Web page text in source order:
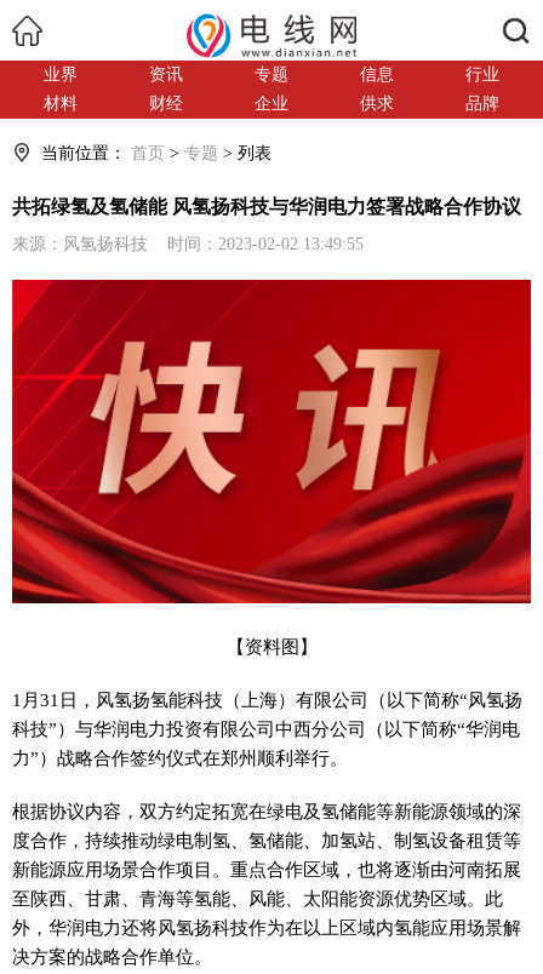
业界 资讯 专题 信息
行业
材料
财经 企业 供求 品牌
当前位置： 首页 > 专题 > 列表
共拓绿氢及氢储能 风氢扬科技与华润电力签署战略合作协议
来源：风氢扬科技 时间：2023-02-02 13:49:55
【资料图】
1月31日，风氢扬氢能科技（上海）有限公司（以下简称“风氢扬
科技”）与华润电力投资有限公司中西分公司（以下简称“华润电
力”）战略合作签约仪式在郑州顺利举行。
根据协议内容，双方约定拓宽在绿电及氢储能等新能源领域的深
度合作，持续推动绿电制氢、氢储能、加氢站、制氢设备租赁等
新能源应用场景合作项目。重点合作区域，也将逐渐由河南拓展
至陕西、甘肃、青海等氢能、风能、太阳能资源优势区域。此
外，华润电力还将风氢扬科技作为在以上区域内氢能应用场景解
决方案的战略合作单位。